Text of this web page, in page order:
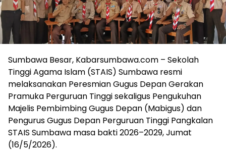
Sumbawa Besar, Kabarsumbawa.com – Sekolah
Tinggi Agama Islam (STAIS) Sumbawa resmi
melaksanakan Peresmian Gugus Depan Gerakan
Pramuka Perguruan Tinggi sekaligus Pengukuhan
Majelis Pembimbing Gugus Depan (Mabigus) dan
Pengurus Gugus Depan Perguruan Tinggi Pangkalan
STAIS Sumbawa masa bakti 2026–2029, Jumat
(16/5/2026).